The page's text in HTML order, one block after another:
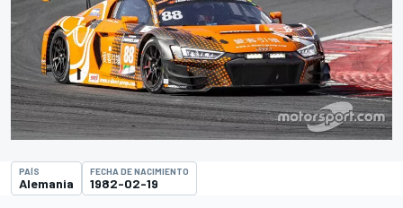
PAÍS
Alemania
FECHA DE NACIMIENTO
1982-02-19